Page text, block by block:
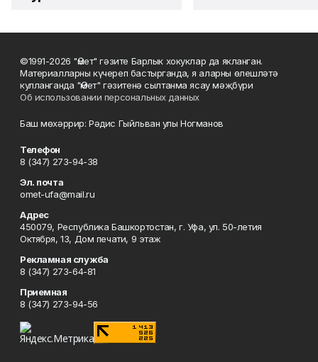
©1991-2026 "Өмет" гәзите Барлык хокуклар да якланган.
Материалларны күчереп бастырганда, я аларны өлешләтә
кулланганда "Өмет" гәзитенә сылтанма ясау мәҗбүри
Об использовании персональных данных
Баш мөхәррир: Рәдис Гыйльван улы Ногманов
Телефон
8 (347) 273-94-38
Эл. почта
omet-ufa@mail.ru
Адрес
450079, Республика Башкортостан, г. Уфа, ул. 50-летия
Октября, 13, Дом печати, 9 этаж
Рекламная служба
8 (347) 273-64-81
Приемная
8 (347) 273-94-56